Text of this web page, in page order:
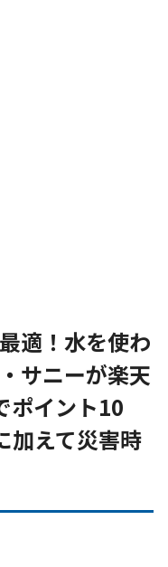
適！水を使わ
サニーが楽天
イント10
加えて災害時